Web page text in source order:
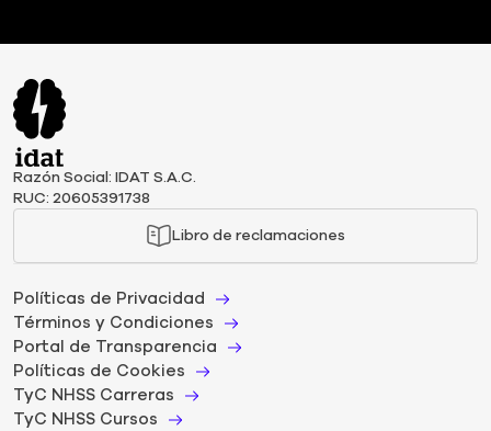
Razón Social: IDAT S.A.C.
RUC: 20605391738
Libro de reclamaciones
Políticas de Privacidad
Términos y Condiciones
Portal de Transparencia
Políticas de Cookies
TyC NHSS Carreras
TyC NHSS Cursos